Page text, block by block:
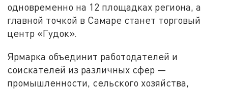
одновременно на 12 площадках региона, а
главной точкой в Самаре станет торговый
центр «Гудок».
Ярмарка объединит работодателей и
соискателей из различных сфер —
промышленности, сельского хозяйства,